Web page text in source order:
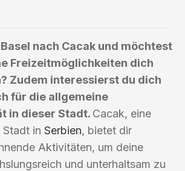
nach Cacak und möchtest
Freizeitmöglichkeiten dich
Zudem interessierst du dich
für die allgemeine
in dieser Stadt. Cacak, eine
in Serbien, bietet dir
Aktivitäten, um deine
und unterhaltsam zu